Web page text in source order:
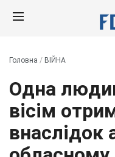
Головна / ВІЙНА
Одна
вісім
внаслідок